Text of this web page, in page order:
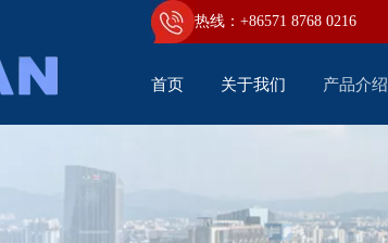
热线：+86571 8768 0216
首页 关于我们 产品介绍